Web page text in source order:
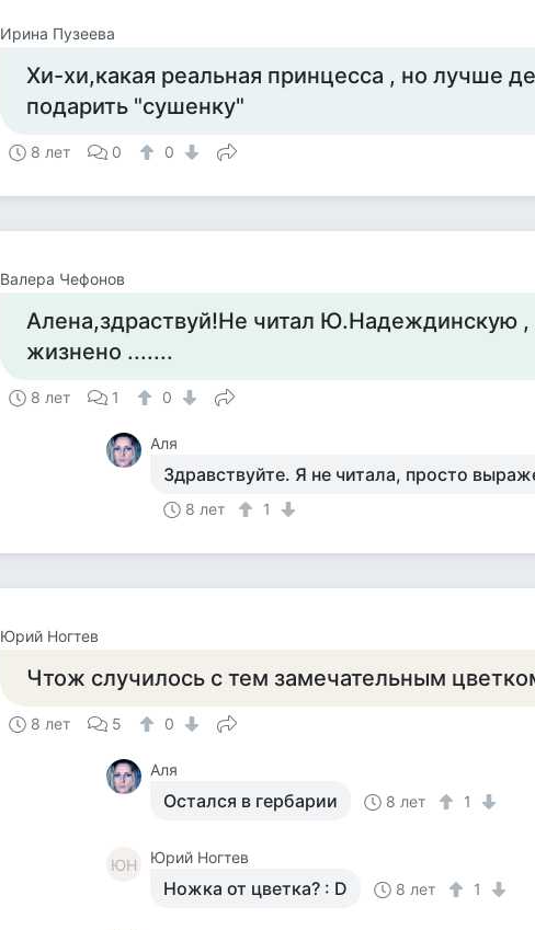
Ирина Пузеева
Хи-хи,какая реальная принцесса , но лучше
подарить "сушенку"
8 лет 0 0
Валера Чефонов
Алена,здраствуй!Не читал Ю.Надеждинскую ,
жизнено .......
8 лет 1 0
Аля
Здравствуйте. Я не читала, просто
8 лет 1
Юрий Ногтев
Чтож случилось с тем замечательным
8 лет 5 0
Аля
Остался в гербарии 8 лет 1
ЮН Юрий Ногтев
Ножка от цветка? : D 8 лет 1